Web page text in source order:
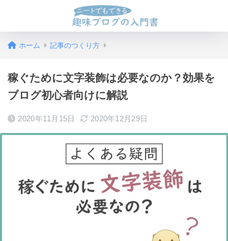
ホーム 記事のつくり方
稼ぐために文字装飾は必要なのか？効果を
ブログ初心者向けに解説
2020年11月15日 2020年12月29日